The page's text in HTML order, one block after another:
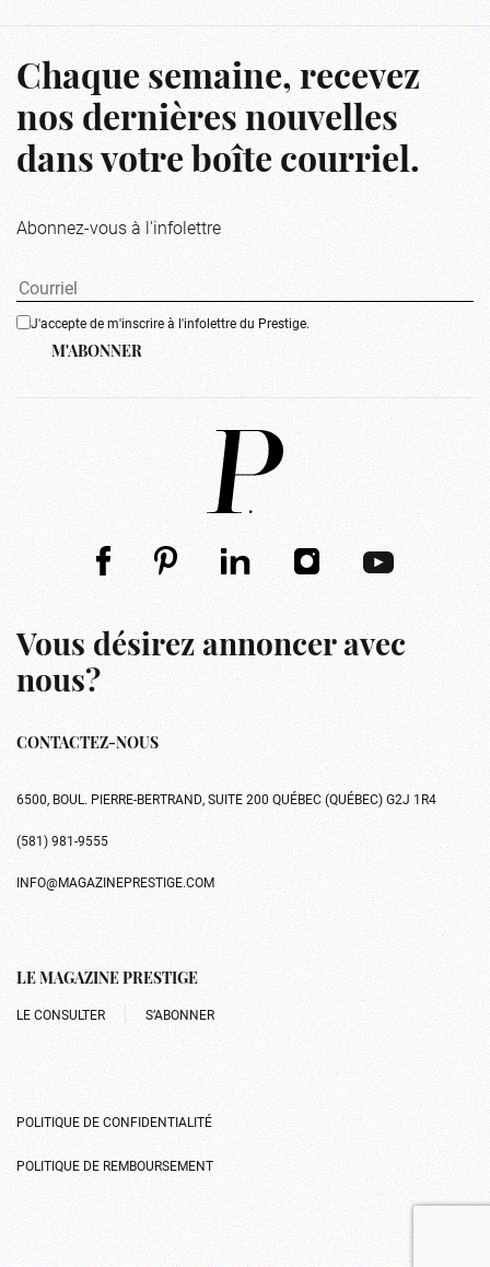
Chaque semaine, recevez
nos dernières nouvelles
dans votre boîte courriel.
Abonnez-vous à l'infolettre
J'accepte de m'inscrire à l'infolettre du Prestige.
M'ABONNER
Vous désirez annoncer avec
nous?
CONTACTEZ-NOUS
6500, BOUL. PIERRE-BERTRAND, SUITE 200 QUÉBEC (QUÉBEC) G2J 1R4
(581) 981-9555
INFO@MAGAZINEPRESTIGE.COM
LE MAGAZINE PRESTIGE
LE CONSULTER S’ABONNER
POLITIQUE DE CONFIDENTIALITÉ
POLITIQUE DE REMBOURSEMENT